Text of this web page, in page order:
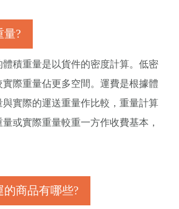
量?
體積重量是以貨件的密度計算。低密
實際重量佔更多空間。運費是根據體
實際的運送重量作比較，重量計算
或實際重量較重一方作收費基本，
商品有哪些?